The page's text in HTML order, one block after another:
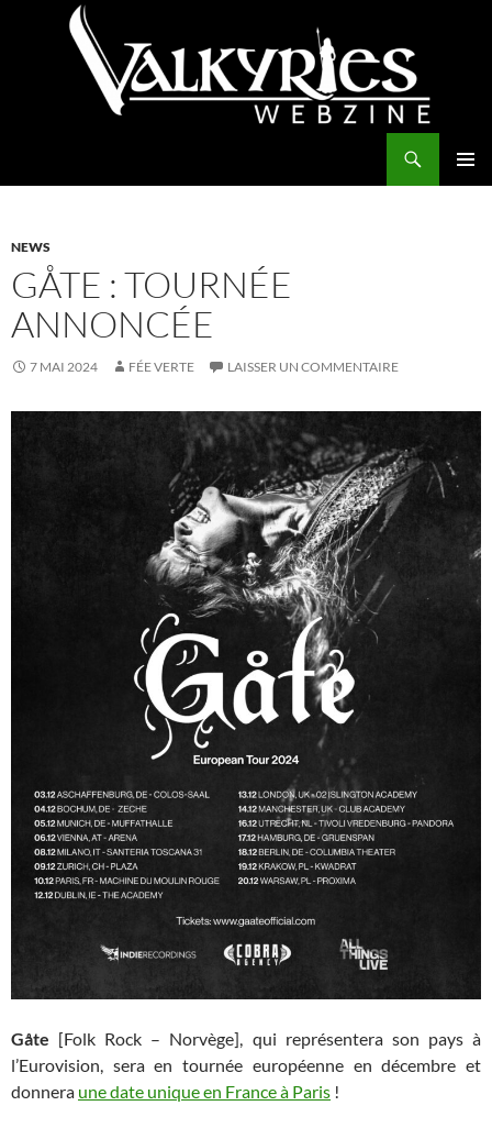
NEWS
GÅTE : TOURNÉE
ANNONCÉE
7 MAI 2024 FÉE VERTE LAISSER UN COMMENTAIRE
Gåte [Folk Rock – Norvège], qui représentera son pays à
l’Eurovision, sera en tournée européenne en décembre et
donnera une date unique en France à Paris !